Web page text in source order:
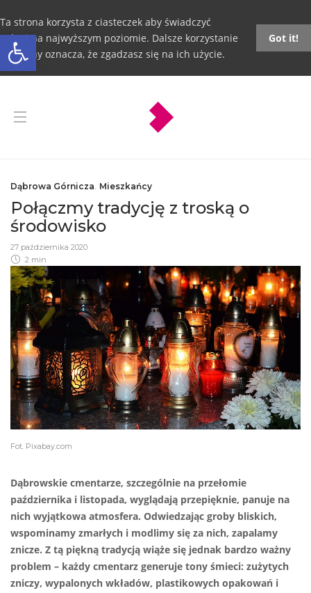
Otwórz pasek narzędzi
Ta strona korzysta z ciasteczek aby świadczyć
usługi na najwyższym poziomie. Dalsze korzystanie
ze strony oznacza, że zgadzasz się na ich użycie.
Got it!
Dąbrowa Górnicza, Mieszkańcy
Połączmy tradycję z troską o
środowisko
27 października 2020
2 min
Fot. Pixabay.com
Dąbrowskie cmentarze, szczególnie na przełomie
października i listopada, wyglądają przepięknie, panuje na
nich wyjątkowa atmosfera. Odwiedzając groby bliskich,
wspominamy zmarłych i modlimy się za nich, zapalamy
znicze. Z tą piękną tradycją wiąże się jednak bardzo ważny
problem – każdy cmentarz generuje tony śmieci: zużytych
zniczy, wypalonych wkładów, plastikowych opakowań i